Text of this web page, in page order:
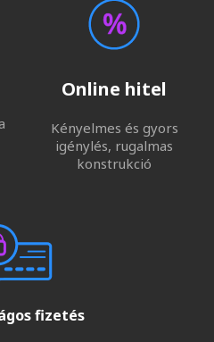
Online hitel
Kényelmes és gyors
igénylés, rugalmas
konstrukció
fizetés